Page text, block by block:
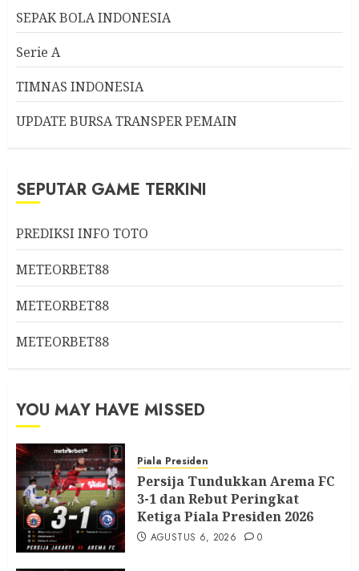
SEPAK BOLA INDONESIA
Serie A
TIMNAS INDONESIA
UPDATE BURSA TRANSPER PEMAIN
SEPUTAR GAME TERKINI
PREDIKSI INFO TOTO
METEORBET88
METEORBET88
METEORBET88
YOU MAY HAVE MISSED
Piala Presiden
Persija Tundukkan Arema FC
3-1 dan Rebut Peringkat
Ketiga Piala Presiden 2026
AGUSTUS 6, 2026 0